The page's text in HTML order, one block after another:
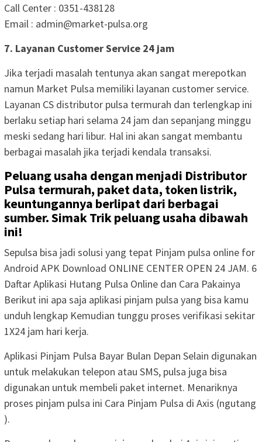
Call Center : 0351-438128
Email : admin@market-pulsa.org
7. Layanan Customer Service 24 jam
Jika terjadi masalah tentunya akan sangat merepotkan
namun Market Pulsa memiliki layanan customer service.
Layanan CS distributor pulsa termurah dan terlengkap ini
berlaku setiap hari selama 24 jam dan sepanjang minggu
meski sedang hari libur. Hal ini akan sangat membantu
berbagai masalah jika terjadi kendala transaksi.
Peluang usaha dengan menjadi Distributor
Pulsa termurah, paket data, token listrik,
keuntungannya berlipat dari berbagai
sumber. Simak Trik peluang usaha dibawah
ini!
Sepulsa bisa jadi solusi yang tepat Pinjam pulsa online for
Android APK Download ONLINE CENTER OPEN 24 JAM. 6
Daftar Aplikasi Hutang Pulsa Online dan Cara Pakainya
Berikut ini apa saja aplikasi pinjam pulsa yang bisa kamu
unduh lengkap Kemudian tunggu proses verifikasi sekitar
1X24 jam hari kerja.
Aplikasi Pinjam Pulsa Bayar Bulan Depan Selain digunakan
untuk melakukan telepon atau SMS, pulsa juga bisa
digunakan untuk membeli paket internet. Menariknya
proses pinjam pulsa ini Cara Pinjam Pulsa di Axis (ngutang
).